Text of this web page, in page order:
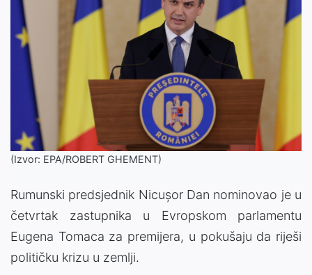
(Izvor: EPA/ROBERT GHEMENT)
Rumunski predsjednik Nicușor Dan nominovao je u
četvrtak zastupnika u Evropskom parlamentu
Eugena Tomaca za premijera, u pokušaju da riješi
političku krizu u zemlji.